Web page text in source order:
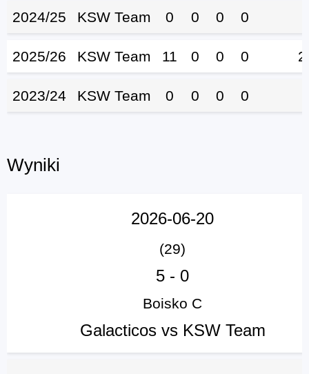
2024/25 KSW Team 0 0 0 0
2025/26 KSW Team 11 0 0 0
2023/24 KSW Team 0 0 0 0
Wyniki
2026-06-20
(29)
5 - 0
Boisko C
Galacticos vs KSW Team